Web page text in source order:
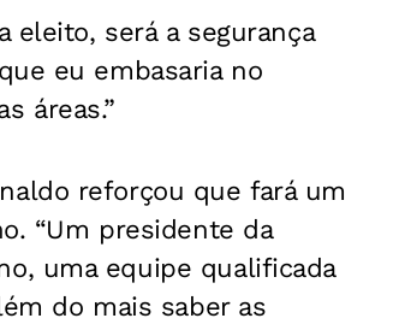
eleito, será a segurança
eu embasaria no
áreas.”
reforçou que fará um
“Um presidente da
uma equipe qualificada
do mais saber as